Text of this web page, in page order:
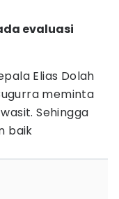
evaluasi
Elias Dolah
meminta
Sehingga
baik